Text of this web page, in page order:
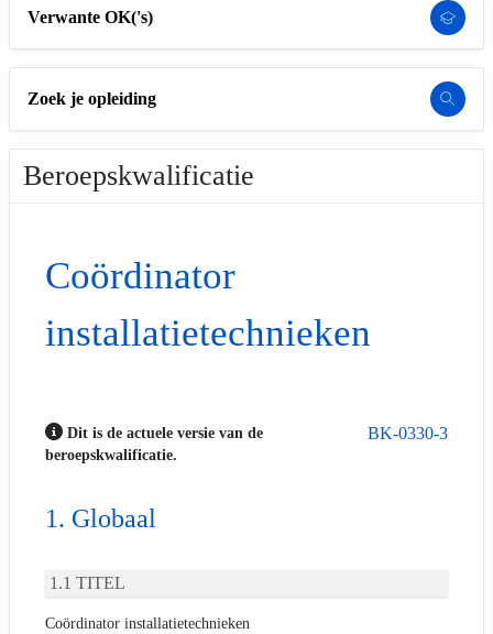
Verwante OK('s)
Zoek je opleiding
Beroepskwalificatie
Coördinator
installatietechnieken
BK-0330-3
Dit is de actuele versie van de
beroepskwalificatie.
Globaal
TITEL
Coördinator installatietechnieken